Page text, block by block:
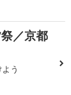
／京都
う